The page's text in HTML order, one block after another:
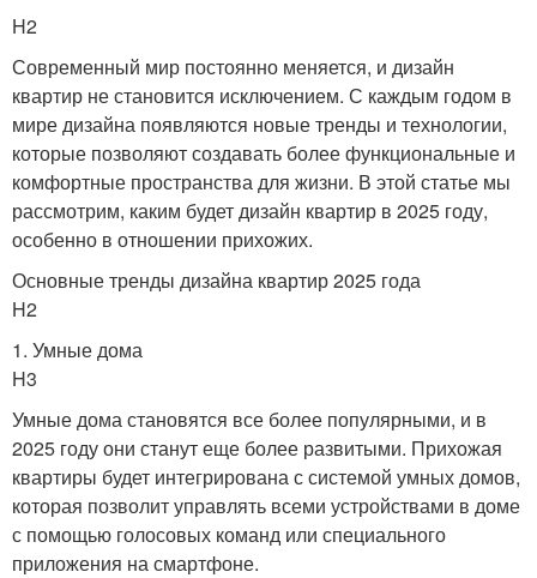
H2
Современный мир постоянно меняется, и дизайн
квартир не становится исключением. С каждым годом в
мире дизайна появляются новые тренды и технологии,
которые позволяют создавать более функциональные и
комфортные пространства для жизни. В этой статье мы
рассмотрим, каким будет дизайн квартир в 2025 году,
особенно в отношении прихожих.
Основные тренды дизайна квартир 2025 года
H2
1. Умные дома
H3
Умные дома становятся все более популярными, и в
2025 году они станут еще более развитыми. Прихожая
квартиры будет интегрирована с системой умных домов,
которая позволит управлять всеми устройствами в доме
с помощью голосовых команд или специального
приложения на смартфоне.